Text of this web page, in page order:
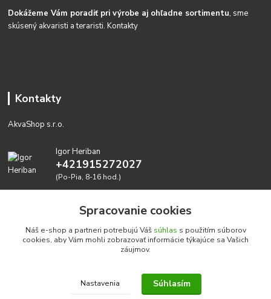
Dokážeme Vám poradiť pri výrobe aj ohľadne sortimentu, sme
skúsený akvaristi a teraristi.Kontakty
Kontakty
AkvaShop s.r.o.
Igor Heriban
+421915272027
(Po-Pia, 8-16 hod.)
Realizujeme prírodné akvária: AkvaShop s.r.o. • IBAN:
SK3911000000002947087849
Spracovanie cookies
Náš e-shop a partneri potrebujú Váš súhlas s použitím súborov
cookies, aby Vám mohli zobrazovať informácie týkajúce sa Vašich
záujmov.
Nastavenia Súhlasím